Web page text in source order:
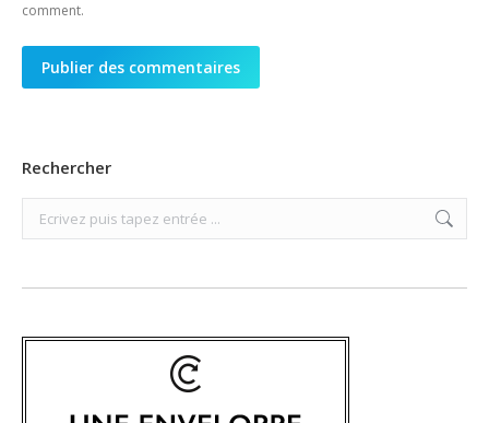
comment.
Publier des commentaires
Rechercher
Search: